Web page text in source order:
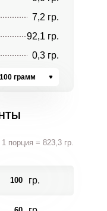
7,2 гр.
92,1 гр.
0,3 гр.
грамм
1 порция = 823,3 гр.
100 гр.